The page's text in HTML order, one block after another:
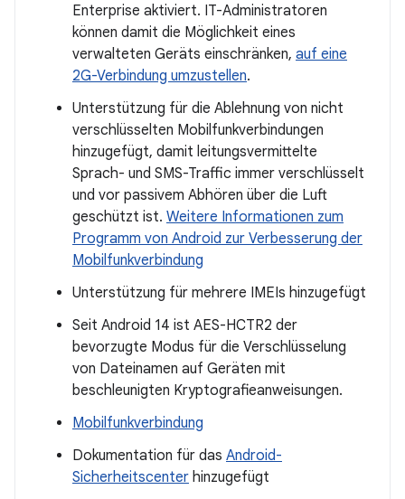
Enterprise aktiviert. IT-Administratoren
können damit die Möglichkeit eines
verwalteten Geräts einschränken, auf eine
2G-Verbindung umzustellen.
Unterstützung für die Ablehnung von nicht
verschlüsselten Mobilfunkverbindungen
hinzugefügt, damit leitungsvermittelte
Sprach- und SMS-Traffic immer verschlüsselt
und vor passivem Abhören über die Luft
geschützt ist. Weitere Informationen zum
Programm von Android zur Verbesserung der
Mobilfunkverbindung
Unterstützung für mehrere IMEIs hinzugefügt
Seit Android 14 ist AES-HCTR2 der
bevorzugte Modus für die Verschlüsselung
von Dateinamen auf Geräten mit
beschleunigten Kryptografieanweisungen.
Mobilfunkverbindung
Dokumentation für das Android-
Sicherheitscenter hinzugefügt